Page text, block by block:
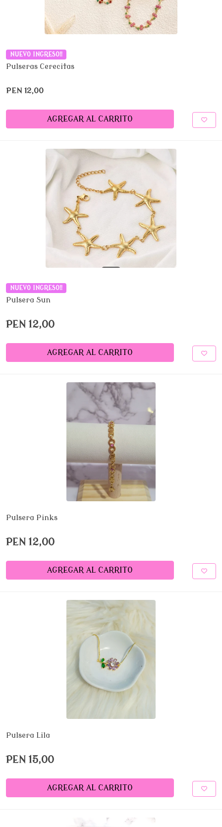
NUEVO INGRESO!!
Pulseras Cerecitas
PEN 12,00
AGREGAR AL CARRITO
NUEVO INGRESO!!
Pulsera Sun
PEN 12,00
AGREGAR AL CARRITO
Pulsera Pinks
PEN 12,00
AGREGAR AL CARRITO
Pulsera Lila
PEN 15,00
AGREGAR AL CARRITO